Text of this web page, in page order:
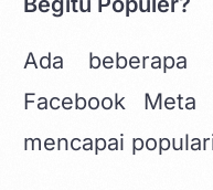
Ada beberapa
Facebook
mencapai